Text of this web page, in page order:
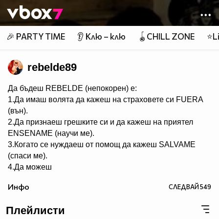
👾
🎉 PARTY TIME 👂 Клю – клю 🪀CHILL ZONE
rebelde89
Да бъдеш REBELDE (непокорен) е:
1.Да имаш волята да кажеш на страховете си FUERA
(вън).
2.Да признаеш грешките си и да кажеш на приятел
ЕNSENAME (научи ме).
3.Когато се нуждаеш от помощ да кажеш SALVAME
(спаси ме).
4.Да можеш
5.Да не преставаш да казваш ASY SOY YO (това съм
6.Да пожелаеш FELIZ CUMPEANOS (ЧРД) на твой
Инфо СЛЕДВАЙ549
Плейлисти